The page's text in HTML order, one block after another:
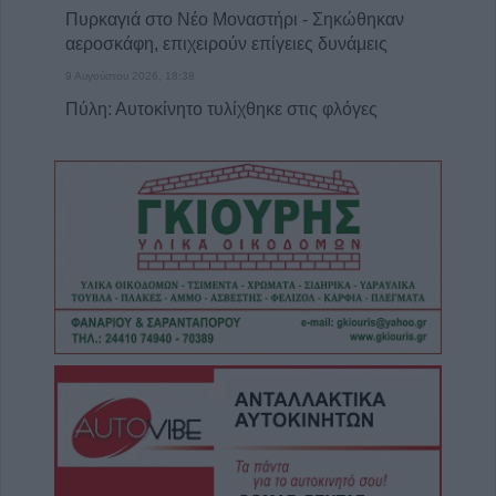
Πυρκαγιά στο Νέο Μοναστήρι - Σηκώθηκαν
αεροσκάφη, επιχειρούν επίγειες δυνάμεις
9 Αυγούστου 2026, 18:38
Πύλη: Αυτοκίνητο τυλίχθηκε στις φλόγες
Θύμα των γκράφιτι το άγαλμα της
αγρότισσας μάνας στην πλατεία Πλαστήρα
9 Αυγούστου 2026, 17:49
Ιερά Μητρόπολη: Πρόγραμμα Μητροπολίτη
κ. Τιμόθεου το διήμερο 10-11 Αυγούστου
9 Αυγούστου 2026, 16:14
Παράταση έως τις 9 Νοεμβρίου για το έργο
επέκτασης του δικτύου ύδρευσης στην Τ.Κ.
Αργυρίου
9 Αυγούστου 2026, 15:38